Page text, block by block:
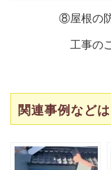
⑧屋根の
工事の
関連事例など